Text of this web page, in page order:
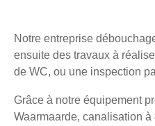
Notre entreprise
ensuite des travaux à
de WC, ou une inspection
Grâce à notre équipement
Waarmaarde, canalisation à